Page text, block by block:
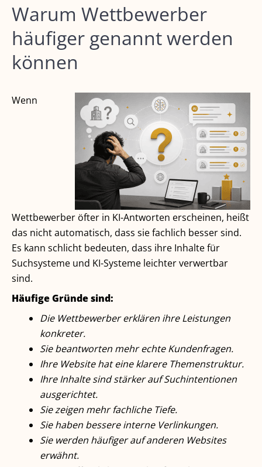
Warum Wettbewerber
häufiger genannt werden
können
Wenn
Wettbewerber öfter in KI-Antworten erscheinen, heißt
das nicht automatisch, dass sie fachlich besser sind.
Es kann schlicht bedeuten, dass ihre Inhalte für
Suchsysteme und KI-Systeme leichter verwertbar
sind.
Häufige Gründe sind:
Die Wettbewerber erklären ihre Leistungen
konkreter.
Sie beantworten mehr echte Kundenfragen.
Ihre Website hat eine klarere Themenstruktur.
Ihre Inhalte sind stärker auf Suchintentionen
ausgerichtet.
Sie zeigen mehr fachliche Tiefe.
Sie haben bessere interne Verlinkungen.
Sie werden häufiger auf anderen Websites
erwähnt.